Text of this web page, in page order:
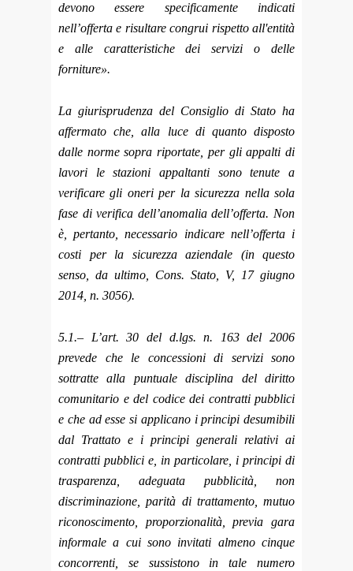
devono essere specificamente indicati
nell’offerta e risultare congrui rispetto all'entità
e alle caratteristiche dei servizi o delle
forniture».
La giurisprudenza del Consiglio di Stato ha
affermato che, alla luce di quanto disposto
dalle norme sopra riportate, per gli appalti di
lavori le stazioni appaltanti sono tenute a
verificare gli oneri per la sicurezza nella sola
fase di verifica dell’anomalia dell’offerta. Non
è, pertanto, necessario indicare nell’offerta i
costi per la sicurezza aziendale (in questo
senso, da ultimo, Cons. Stato, V, 17 giugno
2014, n. 3056).
5.1.– L’art. 30 del d.lgs. n. 163 del 2006
prevede che le concessioni di servizi sono
sottratte alla puntuale disciplina del diritto
comunitario e del codice dei contratti pubblici
e che ad esse si applicano i principi desumibili
dal Trattato e i principi generali relativi ai
contratti pubblici e, in particolare, i principi di
trasparenza, adeguata pubblicità, non
discriminazione, parità di trattamento, mutuo
riconoscimento, proporzionalità, previa gara
informale a cui sono invitati almeno cinque
concorrenti, se sussistono in tale numero